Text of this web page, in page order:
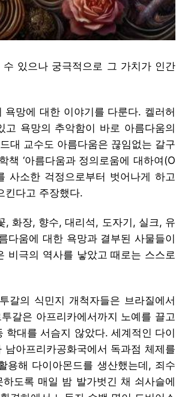
있으나 궁극적으로 그 가치가 인간
욕망에 대한 이야기를 다룬다. 켈러허
욕망의 추악함이 바로 아름다움의
대 교수도 아름다움은 끊임없는 갈구
‘아름다움과 정의로움에 대하여(O
사소한 걱정으로부터 벗어나게 하고
킨다고 주장했다.
, 화장, 향수, 대리석, 도자기, 실크, 유
다움에 대한 욕망과 결부된 사물들이
비극의 역사를 낳았고 때로는 스스로
갈의 식민지 개척자들은 브라질에서
갈은 아프리카에서까지 노예를 끌고
대를 서슴지 않았다. 세계적인 다이
아프리카공화국에서 독과점 체제를
용해 다이아몬드를 생산했는데, 죄수
도록 매일 밤 발가벗긴 채 쇠사슬에